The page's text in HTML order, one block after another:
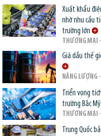
Xuất khẩu
nhờ nhu cầu
trường lớn
THƯƠNG MẠI
Giá dầu thế
NĂNG LƯỢNG
Triển vọng
trường Bắc Mỹ
THƯƠNG MẠI
Trung Quốc